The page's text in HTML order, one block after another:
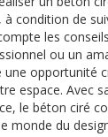
condition de
les
ou un
une opportunité
espace. Avec
le béton ciré
monde du